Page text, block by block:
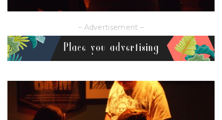
– Advertisement –